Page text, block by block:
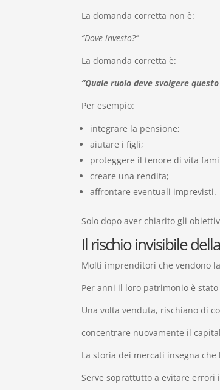
La domanda corretta non è:
“Dove investo?”
La domanda corretta è:
“Quale ruolo deve svolgere
Per esempio:
integrare la pensione;
aiutare i figli;
proteggere il tenore di vita
creare una rendita;
affrontare eventuali imprevisti.
Solo dopo aver chiarito gli
Il rischio invisibile
Molti imprenditori che vendono
Per anni il loro patrimonio è
Una volta venduta, rischiano di
concentrare nuovamente il
La storia dei mercati insegna
Serve soprattutto a evitare errori